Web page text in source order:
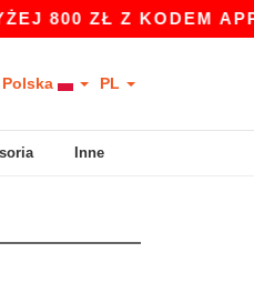
800 ZŁ Z KODEM
Polska PL
Inne